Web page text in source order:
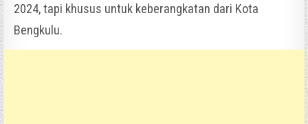
2024, tapi khusus untuk keberangkatan dari Kota
Bengkulu.